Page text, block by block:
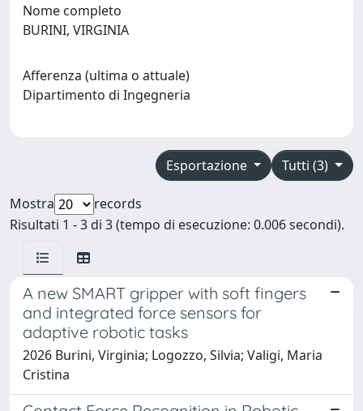
Nome completo
BURINI, VIRGINIA
Afferenza (ultima o attuale)
Dipartimento di Ingegneria
Tutti (3)
Esportazione
Mostra
records
Risultati 1 - 3 di 3 (tempo di esecuzione: 0.006 secondi).
A new SMART gripper with soft fingers
and integrated force sensors for
adaptive robotic tasks
2026 Burini, Virginia; Logozzo, Silvia; Valigi, Maria
Cristina